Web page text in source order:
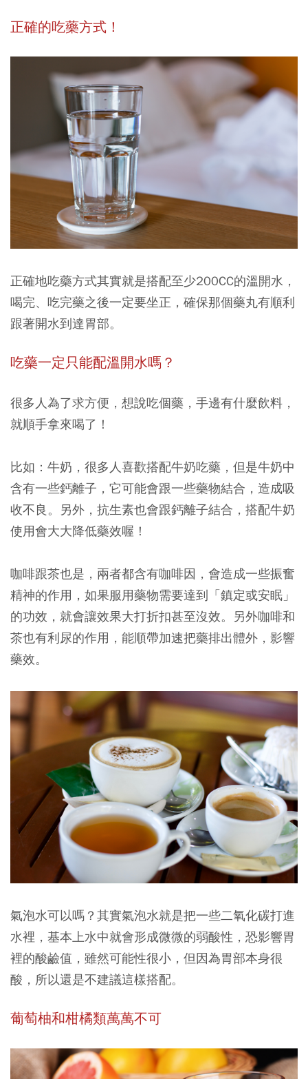
正確的吃藥方式！
正確地吃藥方式其實就是搭配至少200CC的溫開水，
喝完、吃完藥之後一定要坐正，確保那個藥丸有順利
跟著開水到達胃部。
吃藥一定只能配溫開水嗎？
很多人為了求方便，想說吃個藥，手邊有什麼飲料，
就順手拿來喝了！
比如： 牛奶 ，很多人喜歡搭配牛奶吃藥，但是牛奶中
含有一些鈣離子，它可能會跟一些藥物結合，造成吸
收不良。另外，抗生素也會跟鈣離子結合，搭配牛奶
使用會大大降低藥效喔！
咖啡跟茶也是，兩者都含有咖啡因，會造成一些振奮
精神的作用，如果服用藥物需要達到「鎮定或安眠」
的功效，就會讓效果大打折扣甚至沒效。另外咖啡和
茶也有利尿的作用，能順帶加速把藥排出體外，影響
藥效。
氣泡水可以嗎？其實氣泡水就是把一些二氧化碳打進
水裡，基本上水中就會形成微微的弱酸性，恐影響胃
裡的酸鹼值，雖然可能性很小，但因為胃部本身很
酸，所以還是不建議這樣搭配。
葡萄柚和柑橘類萬萬不可